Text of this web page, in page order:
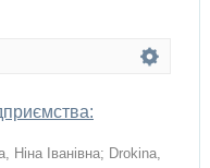
Ніна Іванівна; Drokina,